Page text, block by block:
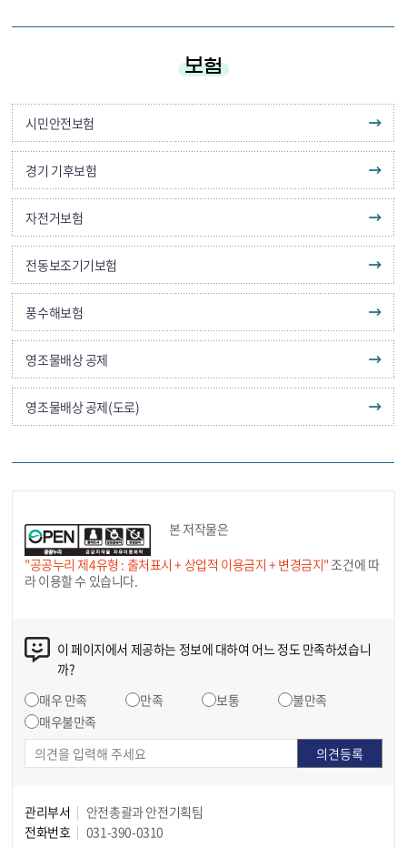
보험
시민안전보험
경기 기후보험
자전거보험
전동보조기기보험
풍수해보험
영조물배상 공제
영조물배상 공제(도로)
본 저작물은
"공공누리 제4유형 : 출처표시 + 상업적 이용금지 + 변경금지"조건에 따
라 이용할 수 있습니다.
이 페이지에서 제공하는 정보에 대하여 어느 정도 만족하셨습니
까?
매우 만족
만족 보통
불만족
매우불만족
관리부서
안전총괄과 안전기획팀
전화번호
031-390-0310